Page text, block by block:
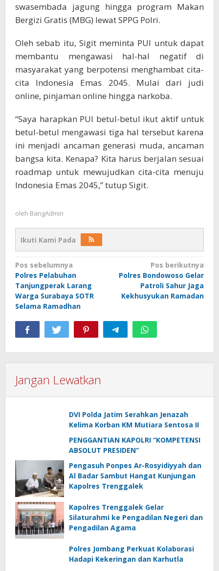
swasembada jagung hingga program Makan
Bergizi Gratis (MBG) lewat SPPG Polri.
Oleh sebab itu, Sigit meminta PUI untuk dapat
membantu mengawasi hal-hal negatif di
masyarakat yang berpotensi menghambat cita-
cita Indonesia Emas 2045. Mulai dari judi
online, pinjaman online hingga narkoba.
“Saya harapkan PUI betul-betul ikut aktif untuk
betul-betul mengawasi tiga hal tersebut karena
ini menjadi ancaman generasi muda, ancaman
bangsa kita. Kenapa? Kita harus berjalan sesuai
roadmap untuk mewujudkan cita-cita menuju
Indonesia Emas 2045,” tutup Sigit.
oleh BangAdmin
Ikuti Kami Pada
Navigasi
pos
Pos sebelumnya
Polres Pelabuhan
Tanjungperak Larang
Warga Surabaya SOTR
Selama Ramadhan
Pos berikutnya
Polres Bondowoso Gelar
Patroli Sahur Jaga
Kekhusyukan Ramadan
Jangan Lewatkan
DVI Polda Jatim Serahkan Jenazah
Kelima Korban KM Mutiara Sentosa II
PENGGANTIAN KAPOLRI “KOMPETENSI
ABSOLUT PRESIDEN”
Pengasuh Ponpes Ar-Rosyidiyyah dan
Al Badar Sambut Hangat Kunjungan
Kapolres Trenggalek
Kapolres Trenggalek Gelar
Silaturahmi ke Pengadilan Negeri dan
Pengadilan Agama
Polres Jombang Perkuat Kolaborasi
Hadapi Kekeringan dan Karhutla